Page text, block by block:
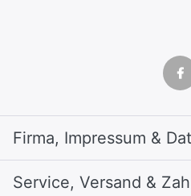
Firma, Impressum &
Service, Versand &